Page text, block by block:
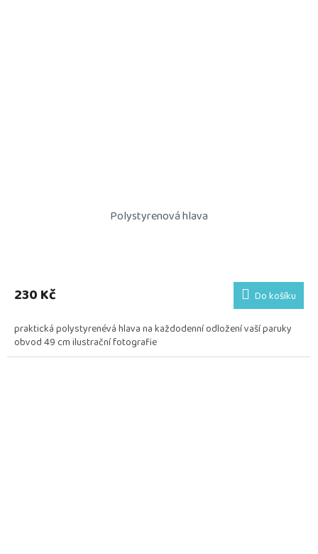
Polystyrenová hlava
230 Kč Do košíku
praktická polystyrenévá hlava na každodenní odložení vaší paruky
obvod 49 cm ilustrační fotografie